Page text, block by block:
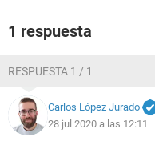
1 respuesta
RESPUESTA 1 / 1
Carlos López Jurado
28 jul 2020 a las 12:11